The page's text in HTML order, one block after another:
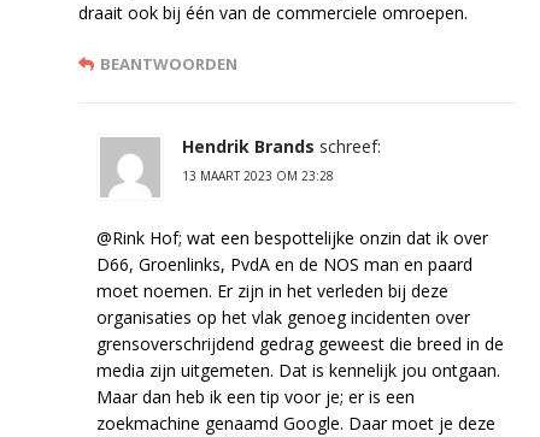
draait ook bij één van de commerciele omroepen.
BEANTWOORDEN
Hendrik Brands schreef:
13 MAART 2023 OM 23:28
@Rink Hof; wat een bespottelijke onzin dat ik over
D66, Groenlinks, PvdA en de NOS man en paard
moet noemen. Er zijn in het verleden bij deze
organisaties op het vlak genoeg incidenten over
grensoverschrijdend gedrag geweest die breed in de
media zijn uitgemeten. Dat is kennelijk jou ontgaan.
Maar dan heb ik een tip voor je; er is een
zoekmachine genaamd Google. Daar moet je deze